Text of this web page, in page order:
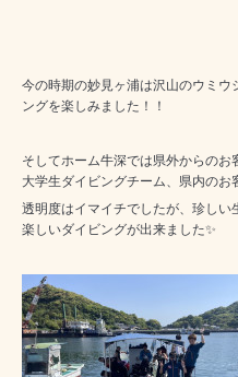
今の時期の妙見ヶ浦は沢山のウミ
ングを楽しみました！！
そしてホーム牛深では県外からのお
大学生ダイビングチーム、県内の
透明度はイマイチでしたが、珍し
楽しいダイビングが出来ました✨